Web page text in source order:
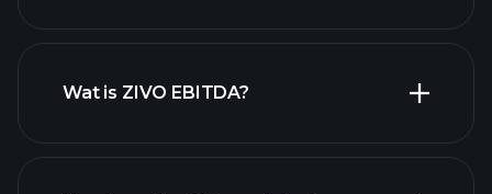
grootste werkgevers
Wat is ZIVO EBITDA?